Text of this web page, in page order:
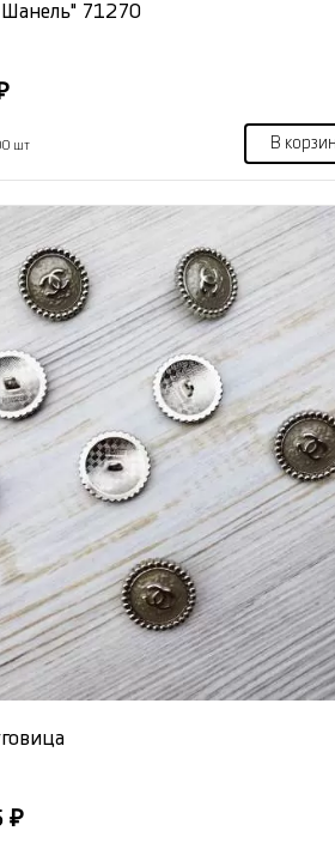
Шанель" 71270
шт В
₽